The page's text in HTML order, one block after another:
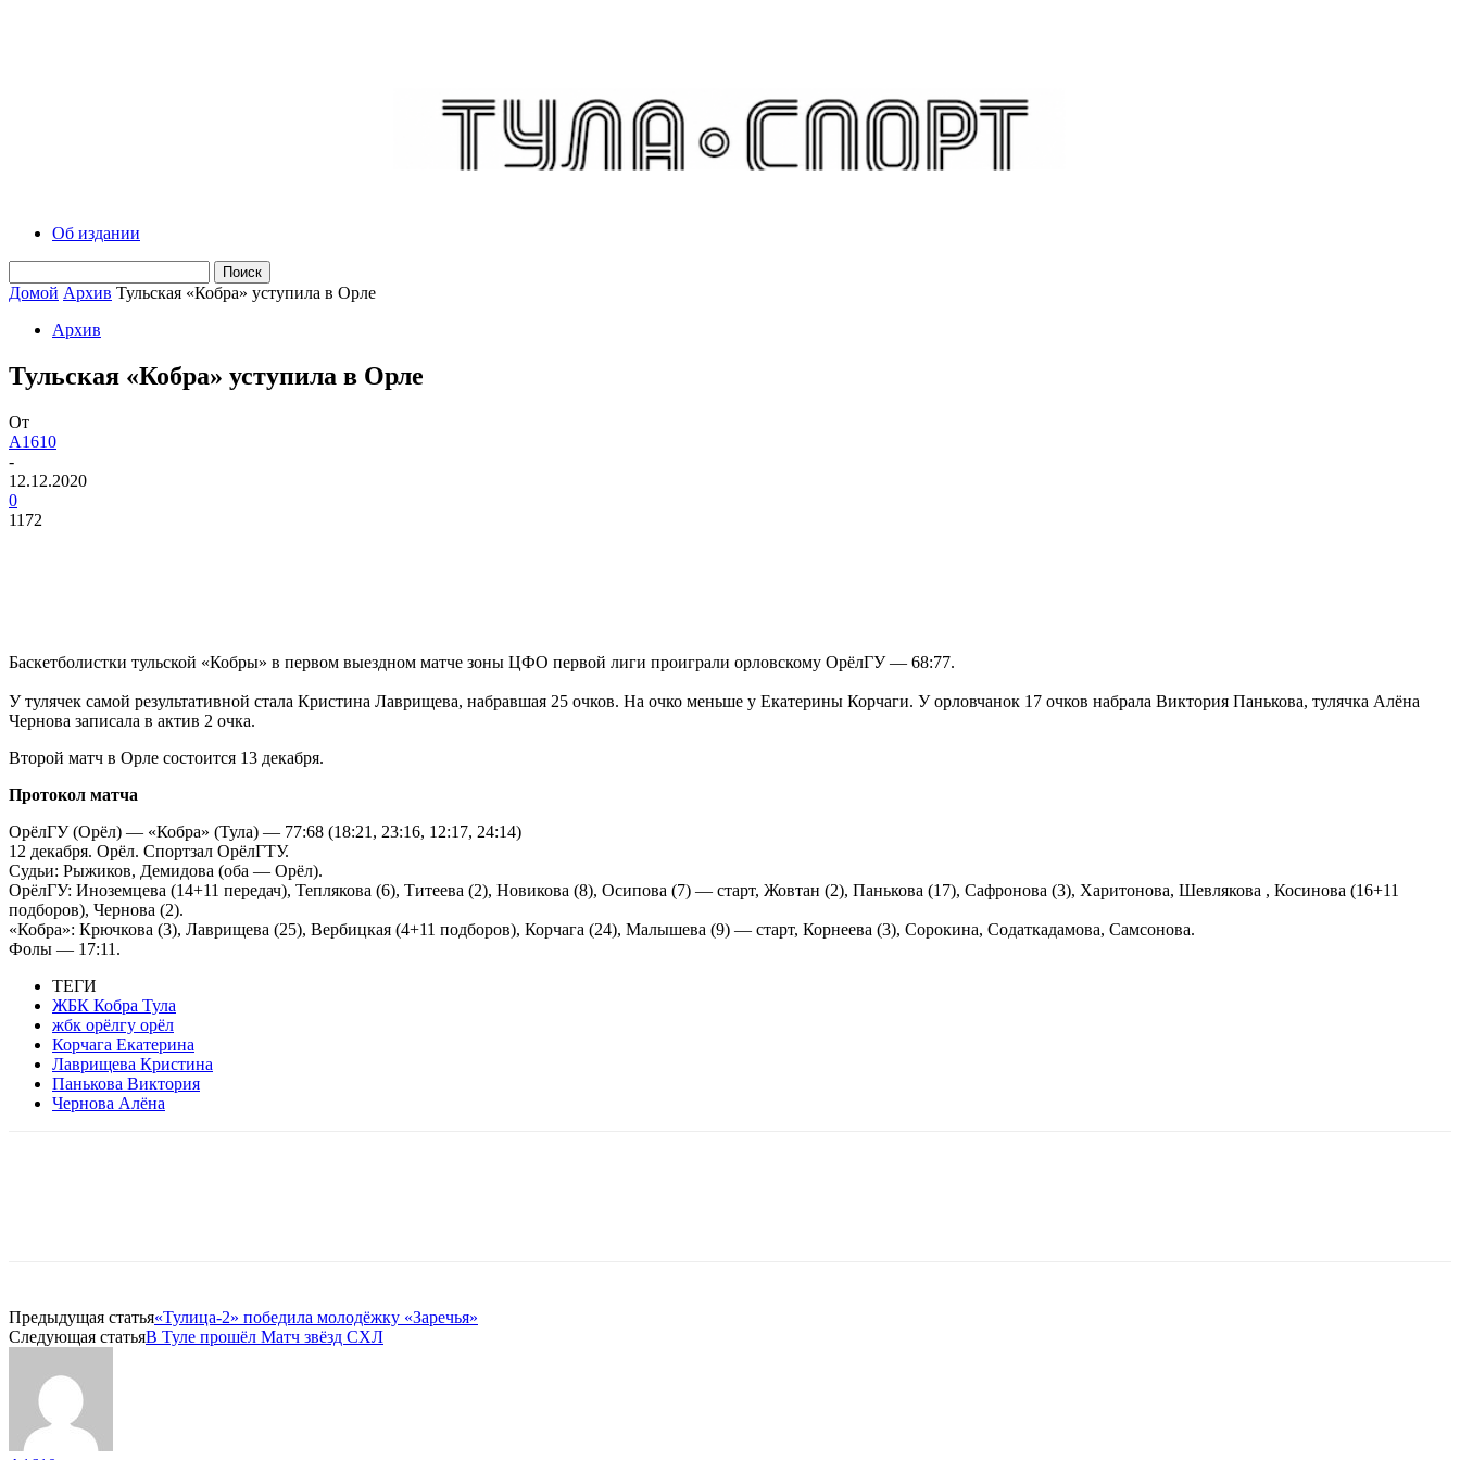
Об издании
Домой Архив Тульская «Кобра» уступила в Орле
Архив
Тульская «Кобра» уступила в Орле
От
A1610
-
12.12.2020
0
1172
Баскетболистки тульской «Кобры» в первом выездном матче зоны ЦФО первой лиги проиграли орловскому ОрёлГУ — 68:77.
У тулячек самой результативной стала Кристина Лаврищева, набравшая 25 очков. На очко меньше у Екатерины Корчаги. У орловчанок 17 очков набрала Виктория Панькова, тулячка Алёна
Чернова записала в актив 2 очка.
Второй матч в Орле состоится 13 декабря.
Протокол матча
ОрёлГУ (Орёл) — «Кобра» (Тула) — 77:68 (18:21, 23:16, 12:17, 24:14)
12 декабря. Орёл. Спортзал ОрёлГТУ.
Судьи: Рыжиков, Демидова (оба — Орёл).
ОрёлГУ: Иноземцева (14+11 передач), Теплякова (6), Титеева (2), Новикова (8), Осипова (7) — старт, Жовтан (2), Панькова (17), Сафронова (3), Харитонова, Шевлякова , Косинова (16+11
подборов), Чернова (2).
«Кобра»: Крючкова (3), Лаврищева (25), Вербицкая (4+11 подборов), Корчага (24), Малышева (9) — старт, Корнеева (3), Сорокина, Содаткадамова, Самсонова.
Фолы — 17:11.
ТЕГИ
ЖБК Кобра Тула
жбк орёлгу орёл
Корчага Екатерина
Лаврищева Кристина
Панькова Виктория
Чернова Алёна
Предыдущая статья«Тулица-2» победила молодёжку «Заречья»
Следующая статьяВ Туле прошёл Матч звёзд СХЛ